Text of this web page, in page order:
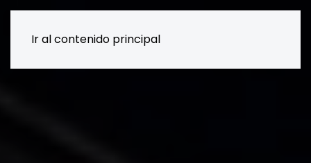
Ir al contenido principal